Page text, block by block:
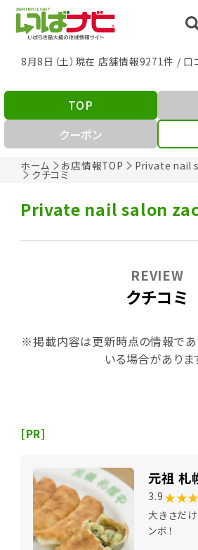
8月8日（土）現在 店舗情報9271件 /
ホーム お店情報TOP Private nail
クチコミ
TOP
クーポン
Private nail salon
クチコミ
REVIEW
※掲載内容は更新時点の情報であ
いる場合がありま
[PR]
元祖 札
3.9 ★★★
大きさだ
ンボ！